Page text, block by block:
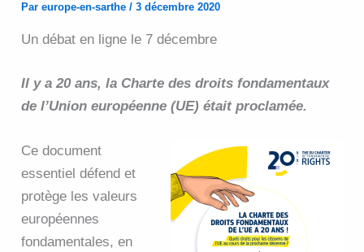
Pareurope-en-sarthe/3 décembre 2020
Un débat en ligne le 7 décembre
Il y a 20 ans, la Charte des droits fondamentaux
de l’Union européenne (UE) était proclamée.
Ce document
essentiel défend et
protège les valeurs
européennes
fondamentales, en